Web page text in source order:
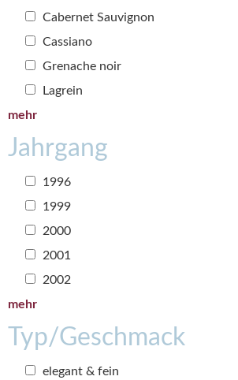
Cabernet Sauvignon
Cassiano
Grenache noir
Lagrein
mehr
Jahrgang
1996
1999
2000
2001
2002
mehr
Typ/Geschmack
elegant & fein